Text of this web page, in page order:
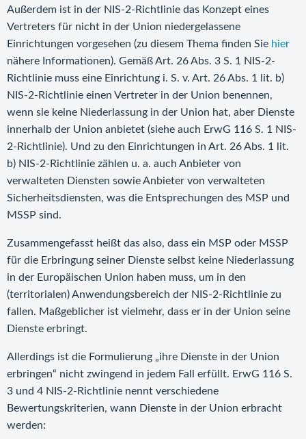
Außerdem ist in der NIS-2-Richtlinie das Konzept eines
Vertreters für nicht in der Union niedergelassene
Einrichtungen vorgesehen (zu diesem Thema finden Sie hier
nähere Informationen). Gemäß Art. 26 Abs. 3 S. 1 NIS-2-
Richtlinie muss eine Einrichtung i. S. v. Art. 26 Abs. 1 lit. b)
NIS-2-Richtlinie einen Vertreter in der Union benennen,
wenn sie keine Niederlassung in der Union hat, aber Dienste
innerhalb der Union anbietet (siehe auch ErwG 116 S. 1 NIS-
2-Richtlinie). Und zu den Einrichtungen in Art. 26 Abs. 1 lit.
b) NIS-2-Richtlinie zählen u. a. auch Anbieter von
verwalteten Diensten sowie Anbieter von verwalteten
Sicherheitsdiensten, was die Entsprechungen des MSP und
MSSP sind.
Zusammengefasst heißt das also, dass ein MSP oder MSSP
für die Erbringung seiner Dienste selbst keine Niederlassung
in der Europäischen Union haben muss, um in den
(territorialen) Anwendungsbereich der NIS-2-Richtlinie zu
fallen. Maßgeblicher ist vielmehr, dass er in der Union seine
Dienste erbringt.
Allerdings ist die Formulierung „ihre Dienste in der Union
erbringen“ nicht zwingend in jedem Fall erfüllt. ErwG 116 S.
3 und 4 NIS-2-Richtlinie nennt verschiedene
Bewertungskriterien, wann Dienste in der Union erbracht
werden: